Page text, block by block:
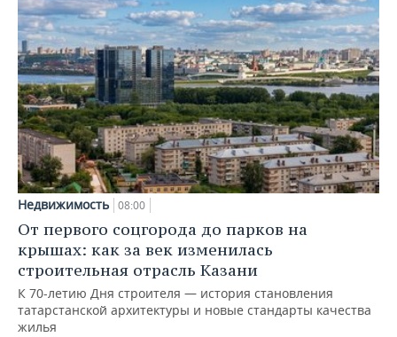
Недвижимость 08:00
От первого соцгорода до парков на
крышах: как за век изменилась
строительная отрасль Казани
К 70-летию Дня строителя — история становления
татарстанской архитектуры и новые стандарты качества
жилья